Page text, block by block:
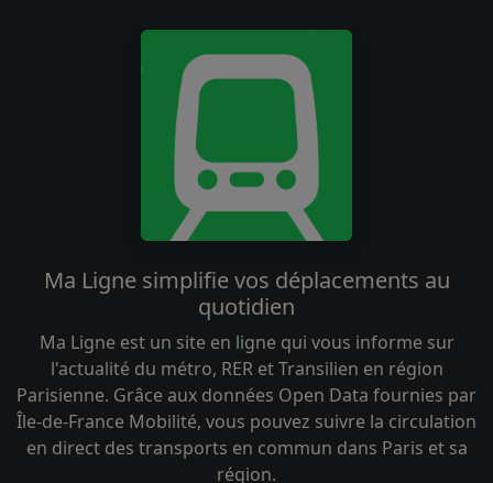
Ma Ligne simplifie vos déplacements au
quotidien
Ma Ligne est un site en ligne qui vous informe sur
l'actualité du métro, RER et Transilien en région
Parisienne. Grâce aux données Open Data fournies par
Île-de-France Mobilité, vous pouvez suivre la circulation
en direct des transports en commun dans Paris et sa
région.